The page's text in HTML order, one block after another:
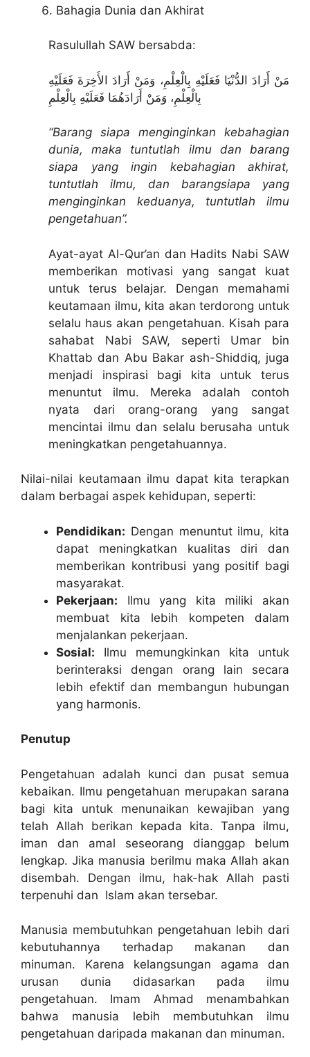
Bahagia Dunia dan Akhirat
Rasulullah SAW bersabda:
مَنْ أَرَادَ الدُّنْيَا فَعَلَيْهِ بِالْعِلْمِ، وَمَنْ أَرَادَ الأَخِرَةَ فَعَلَيْهِ
بِالْعِلْمِ، وَمَنْ أَرَادَهُمَا فَعَلَيْهِ بِالْعِلْمِ
“Barang siapa menginginkan kebahagian
dunia, maka tuntutlah ilmu dan barang
siapa yang ingin kebahagian akhirat,
tuntutlah ilmu, dan barangsiapa yang
menginginkan keduanya, tuntutlah ilmu
pengetahuan”.
Ayat-ayat Al-Qur’an dan Hadits Nabi SAW
memberikan motivasi yang sangat kuat
untuk terus belajar. Dengan memahami
keutamaan ilmu, kita akan terdorong untuk
selalu haus akan pengetahuan. Kisah para
sahabat Nabi SAW, seperti Umar bin
Khattab dan Abu Bakar ash-Shiddiq, juga
menjadi inspirasi bagi kita untuk terus
menuntut ilmu. Mereka adalah contoh
nyata dari orang-orang yang sangat
mencintai ilmu dan selalu berusaha untuk
meningkatkan pengetahuannya.
Nilai-nilai keutamaan ilmu dapat kita terapkan
dalam berbagai aspek kehidupan, seperti:
Pendidikan: Dengan menuntut ilmu, kita
dapat meningkatkan kualitas diri dan
memberikan kontribusi yang positif bagi
masyarakat.
Pekerjaan: Ilmu yang kita miliki akan
membuat kita lebih kompeten dalam
menjalankan pekerjaan.
Sosial: Ilmu memungkinkan kita untuk
berinteraksi dengan orang lain secara
lebih efektif dan membangun hubungan
yang harmonis.
Penutup
Pengetahuan adalah kunci dan pusat semua
kebaikan. Ilmu pengetahuan merupakan sarana
bagi kita untuk menunaikan kewajiban yang
telah Allah berikan kepada kita. Tanpa ilmu,
iman dan amal seseorang dianggap belum
lengkap. Jika manusia berilmu maka Allah akan
disembah. Dengan ilmu, hak-hak Allah pasti
terpenuhi dan Islam akan tersebar.
Manusia membutuhkan pengetahuan lebih dari
kebutuhannya terhadap makanan dan
minuman. Karena kelangsungan agama dan
urusan dunia didasarkan pada ilmu
pengetahuan. Imam Ahmad menambahkan
bahwa manusia lebih membutuhkan ilmu
pengetahuan daripada makanan dan minuman.